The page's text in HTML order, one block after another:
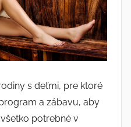
s deťmi, pre ktoré
a zábavu, aby
potrebné v